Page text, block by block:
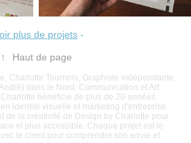
plus de projets -
↑ Haut de page
Charlotte Tournois, Graphiste indépendante
dans le Nord. Communication et Art
bénéficie de plus de 20 années
identité visuelle et marketing d'entreprise.
de la créativité de Design by Charlotte pour
et plus accessible. Chaque projet est le
le client pour comprendre son envie et